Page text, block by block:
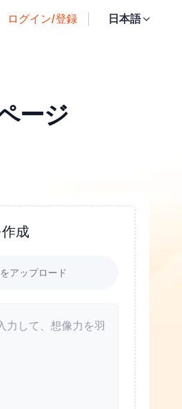
ログイン/登録 日本語
ージ
成
アップロード